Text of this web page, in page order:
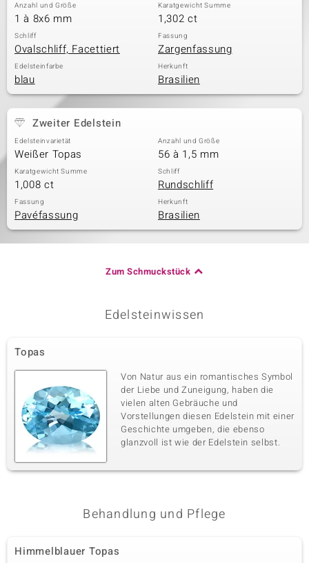
Anzahl und Größe
1 à 8x6 mm
Karatgewicht Summe
1,302 ct
Schliff
Ovalschliff, Facettiert
Fassung
Zargenfassung
Edelsteinfarbe
blau
Herkunft
Brasilien
Zweiter Edelstein
Edelsteinvarietät
Weißer Topas
Anzahl und Größe
56 à 1,5 mm
Karatgewicht Summe
1,008 ct
Schliff
Rundschliff
Fassung
Pavéfassung
Herkunft
Brasilien
Zum Schmuckstück
Edelsteinwissen
Topas
Von Natur aus ein romantisches Symbol
der Liebe und Zuneigung, haben die
vielen alten Gebräuche und
Vorstellungen diesen Edelstein mit einer
Geschichte umgeben, die ebenso
glanzvoll ist wie der Edelstein selbst.
Behandlung und Pflege
Himmelblauer Topas